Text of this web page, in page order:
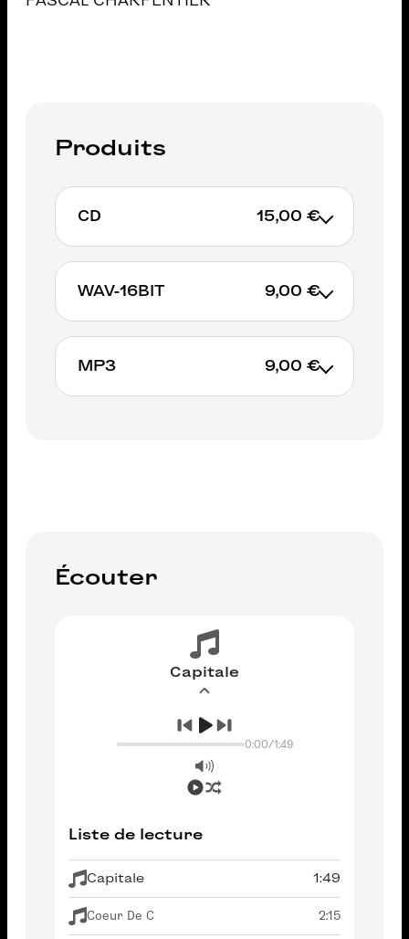
Produits
CD 15,00 €
WAV-16BIT 9,00 €
AJOUTER AU PANIER
MP3 9,00 €
Écouter
Capitale
0:00/1:49
Liste de lecture
Capitale 1:49
Coeur De C 2:15